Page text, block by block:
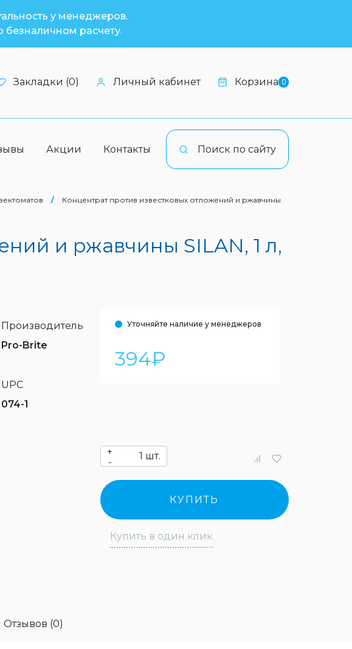
у менеджеров.
безналичном расчету.
Закладки (0) Личный кабинет Корзина 0
Поиск по сайту
Акции Контакты
/
Концентрат против известковых отложений и ржавчины
и ржавчины SILAN, 1 л,
Производитель
Pro-Brite
UPC
074-1
Уточняйте наличие у менеджеров
394₽
+
-
шт.
КУПИТЬ
Купить в один клик
Отзывов (0)